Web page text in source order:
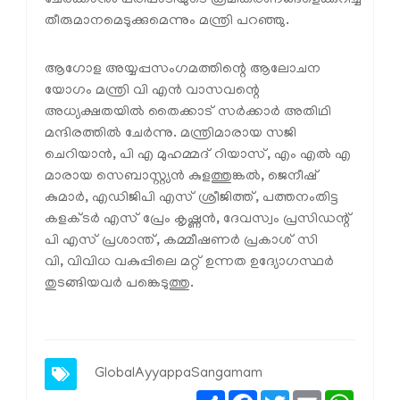
തീരുമാനമെടുക്കുമെന്നും മന്ത്രി പറഞ്ഞു.
ആഗോള അയ്യപ്പസംഗമത്തിന്റെ ആലോചന
യോഗം മന്ത്രി വി എൻ വാസവന്റെ
അധ്യക്ഷതയിൽ തൈക്കാട് സർക്കാർ അതിഥി
മന്ദിരത്തിൽ ചേർന്നു. മന്ത്രിമാരായ സജി
ചെറിയാൻ, പി എ മുഹമ്മദ് റിയാസ്, എം എൽ എ
മാരായ സെബാസ്റ്റ്യൻ കുളത്തുങ്കൽ, ജെനീഷ്
കുമാർ, എഡിജിപി എസ് ശ്രീജിത്ത്, പത്തനംതിട്ട
കളക്ടർ എസ് പ്രേം കൃഷ്ണൻ, ദേവസ്വം പ്രസിഡന്റ്
പി എസ് പ്രശാന്ത്, കമ്മീഷണർ പ്രകാശ് സി
വി, വിവിധ വകുപ്പിലെ മറ്റ് ഉന്നത ഉദ്യോഗസ്ഥർ
തുടങ്ങിയവർ പങ്കെടുത്തു.
GlobalAyyappaSangamam